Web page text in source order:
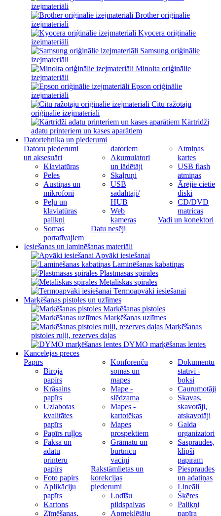
izejmateriāli
Brother oriģinālie
izejmateriāli
Kyocera oriģinālie
izejmateriāli
Samsung oriģinālie
izejmateriāli
Minolta oriģinālie
izejmateriāli
Epson oriģinālie
izejmateriāli
Citu ražotāju
oriģinālie izejmateriāli
Kārtridži
adatu printeriem un kases aparātiem
Datortehnika un piederumi
Datoru piederumi
un aksesuāri
Klaviatūras
Peles
Austiņas un
mikrofoni
Peļu un
klaviatūras
palikņi
Somas
portatīvajiem
datoriem
Akumulatori
un lādētāji
Skaļruņi
USB
sadalītāji/
HUB
Web
kameras
Datu nesēji
Atmiņas
kartes
USB flash
atmiņas
Ārējie cietie
diski
CD/DVD
matricas
Vadi un konektori
Iesiešanas un laminēšanas materiāli
Apvāki iesiešanai
Laminēšanas kabatiņas
Plastmasas spirāles
Metāliskas spirāles
Termoapvāki iesiešanai
Marķēšanas pistoles un uzlīmes
Marķēšanas pistoles
Marķēšanas uzlīmes
Marķēšanas
pistoles ruļļi, rezerves daļas
DYMO marķēšanas lentes
Kancelejas preces
Papīrs
Biroja
papīrs
Krāsains
papīrs
Uzlabotas
kvalitātes
papīrs
Papīrs ruļļos
Faksa un
adatu
printeru
papīrs
Foto papirs
Aplikāciju
papīrs
Kartons
Zīmēšanas,
Konforenču
somas un
mapes
Mape -
slēdzama
Mapes -
kartotēkas
Mapes
prospektiem
Grāmatu un
burtnīcu
vāciņi
Rakstāmlietas un
korekcijas
piederumi
Lodīšu
pildspalvas
Apmeklētāju
Dokumentu
statīvi -
boksi
Caurumotāji
Skavas,
skavotāji,
atskavotāji
Galda
organizatori
Saspraudes,
klipši
papīram
Piespraudes
un adatiņas
Lineāli
Šķēres
Palikņi
papīra